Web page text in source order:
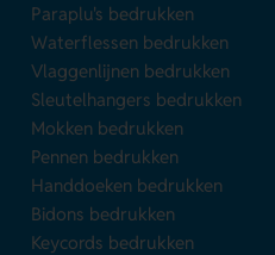
Paraplu's bedrukken
Waterflessen bedrukken
Vlaggenlijnen bedrukken
Sleutelhangers bedrukken
Mokken bedrukken
Pennen bedrukken
Handdoeken bedrukken
Bidons bedrukken
Keycords bedrukken